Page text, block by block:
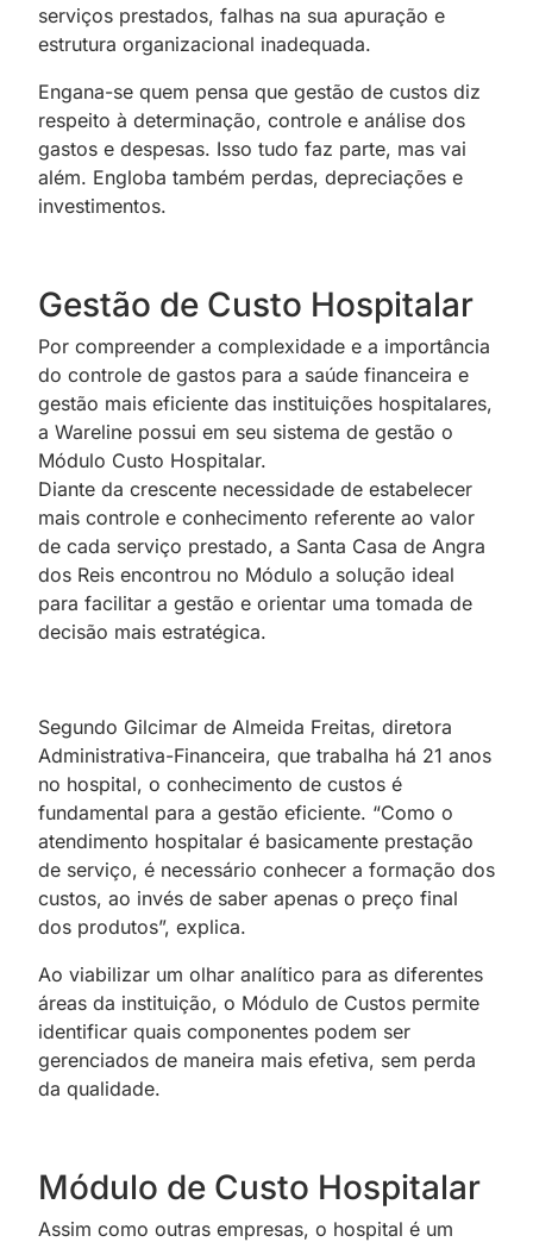
serviços prestados, falhas na sua apuração e
estrutura organizacional inadequada.
Engana-se quem pensa que gestão de custos diz
respeito à determinação, controle e análise dos
gastos e despesas. Isso tudo faz parte, mas vai
além. Engloba também perdas, depreciações e
investimentos.
Gestão de Custo Hospitalar
Por compreender a complexidade e a importância
do controle de gastos para a saúde financeira e
gestão mais eficiente das instituições hospitalares,
a Wareline possui em seu sistema de gestão o
Módulo Custo Hospitalar.
Diante da crescente necessidade de estabelecer
mais controle e conhecimento referente ao valor
de cada serviço prestado, a Santa Casa de Angra
dos Reis encontrou no Módulo a solução ideal
para facilitar a gestão e orientar uma tomada de
decisão mais estratégica.
Segundo Gilcimar de Almeida Freitas, diretora
Administrativa-Financeira, que trabalha há 21 anos
no hospital, o conhecimento de custos é
fundamental para a gestão eficiente. “Como o
atendimento hospitalar é basicamente prestação
de serviço, é necessário conhecer a formação dos
custos, ao invés de saber apenas o preço final
dos produtos”, explica.
Ao viabilizar um olhar analítico para as diferentes
áreas da instituição, o Módulo de Custos permite
identificar quais componentes podem ser
gerenciados de maneira mais efetiva, sem perda
da qualidade.
Módulo de Custo Hospitalar
Assim como outras empresas, o hospital é um